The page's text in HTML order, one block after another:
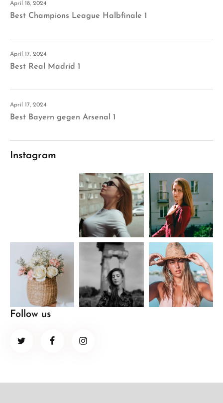
April 18, 2024
Best Champions League Halbfinale 1
April 17, 2024
Best Real Madrid 1
April 17, 2024
Best Bayern gegen Arsenal 1
Instagram
Follow us